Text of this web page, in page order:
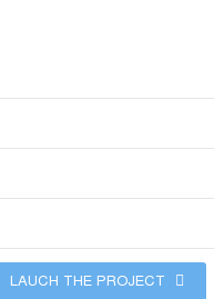
LAUCH THE PROJECT